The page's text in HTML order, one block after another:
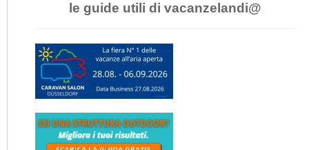
le guide utili di vacanzelandi@